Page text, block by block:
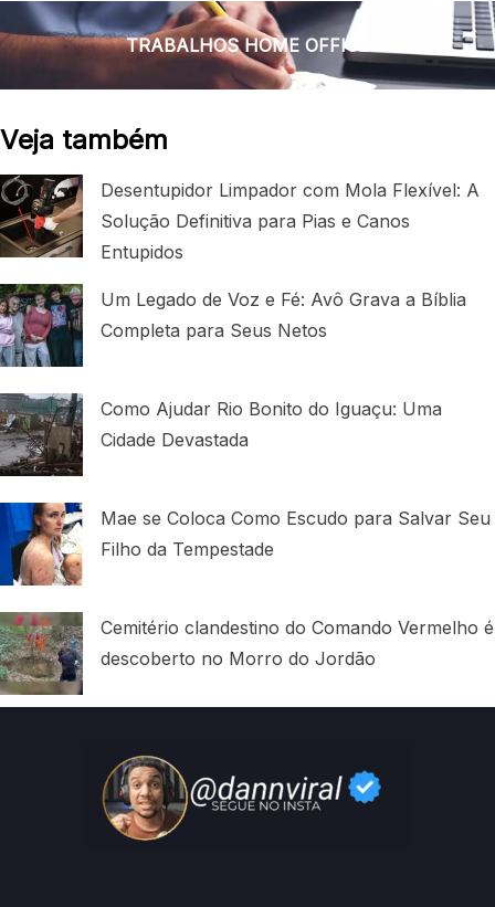
TRABALHOS HOME OFFICE
Veja também
Desentupidor Limpador com Mola Flexível: A
Solução Definitiva para Pias e Canos
Entupidos
Um Legado de Voz e Fé: Avô Grava a Bíblia
Completa para Seus Netos
Como Ajudar Rio Bonito do Iguaçu: Uma
Cidade Devastada
Mae se Coloca Como Escudo para Salvar Seu
Filho da Tempestade
Cemitério clandestino do Comando Vermelho é
descoberto no Morro do Jordão